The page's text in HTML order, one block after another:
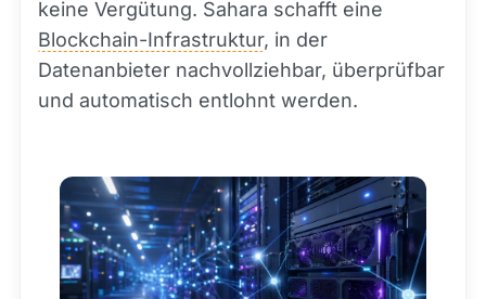
keine Vergütung. Sahara schafft eine
Blockchain-Infrastruktur, in der
Datenanbieter nachvollziehbar, überprüfbar
und automatisch entlohnt werden.